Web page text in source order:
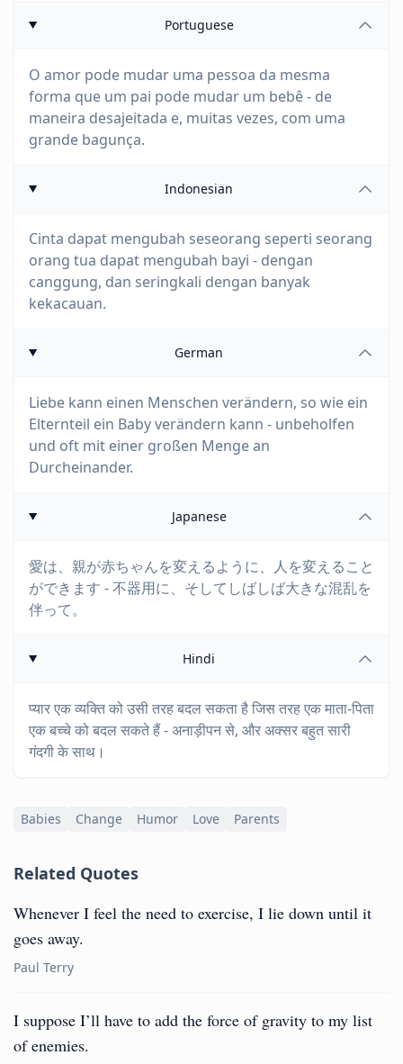
Portuguese
O amor pode mudar uma pessoa da mesma
forma que um pai pode mudar um bebê - de
maneira desajeitada e, muitas vezes, com uma
grande bagunça.
Indonesian
Cinta dapat mengubah seseorang seperti seorang
orang tua dapat mengubah bayi - dengan
canggung, dan seringkali dengan banyak
kekacauan.
German
Liebe kann einen Menschen verändern, so wie ein
Elternteil ein Baby verändern kann - unbeholfen
und oft mit einer großen Menge an
Durcheinander.
Japanese
愛は、親が赤ちゃんを変えるように、人を変えること
ができます - 不器用に、そしてしばしば大きな混乱を
伴って。
Hindi
प्यार एक व्यक्ति को उसी तरह बदल सकता है जिस तरह एक माता-पिता
एक बच्चे को बदल सकते हैं - अनाड़ीपन से, और अक्सर बहुत सारी
गंदगी के साथ।
Babies Change Humor Love Parents
Related Quotes
Whenever I feel the need to exercise, I lie down until it
goes away.
Paul Terry
I suppose I’ll have to add the force of gravity to my list
of enemies.